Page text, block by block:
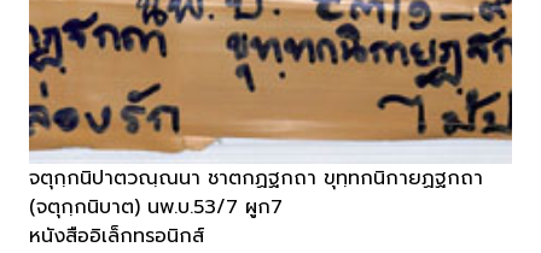
จตุกฺกนิปาตวณฺณนา ชาตกฏฐกถา ขุทฺทกนิกายฏฐกถา
(จตุกฺกนิบาต) นพ.บ.53/7 ผูก7
หนังสืออิเล็กทรอนิกส์